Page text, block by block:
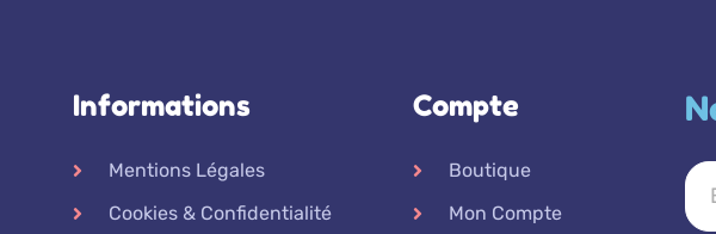
Informations
Mentions Légales
Cookies & Confidentialité
Compte
Boutique
Mon Compte